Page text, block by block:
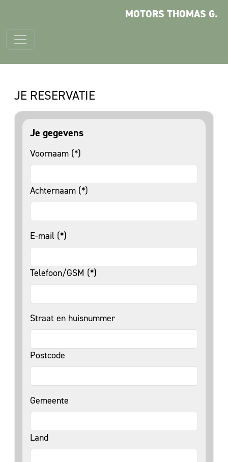
MOTORS THOMAS G.
JE RESERVATIE
Je gegevens
Voornaam (*)
Achternaam (*)
E-mail (*)
Telefoon/GSM (*)
Straat en huisnummer
Postcode
Gemeente
Land